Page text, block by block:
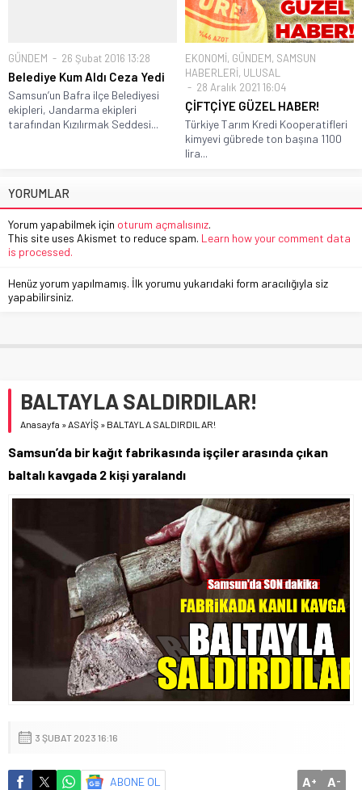
GÜNDEM 26 Şubat 2016 13:28
Belediye Kum Aldı Ceza Yedi
Samsun’un Bafra ilçe Belediyesi
ekipleri, Jandarma ekipleri
tarafından Kızılırmak Seddesi...
EKONOMİ, GÜNDEM, SAMSUN
HABERLERİ, ULUSAL
28 Aralık 2021 16:04
ÇİFTÇİYE GÜZEL HABER!
Türkiye Tarım Kredi Kooperatifleri
kimyevi gübrede ton başına 1100
lira...
YORUMLAR
Yorum yapabilmek için oturum açmalısınız.
This site uses Akismet to reduce spam. Learn how your comment data
is processed.
Henüz yorum yapılmamış. İlk yorumu yukarıdaki form aracılığıyla siz
yapabilirsiniz.
BALTAYLA SALDIRDILAR!
Anasayfa »ASAYİŞ » BALTAYLA SALDIRDILAR!
Samsun’da bir kağıt fabrikasında işçiler arasında çıkan
baltalı kavgada 2 kişi yaralandı
3 ŞUBAT 2023 16:16
ABONE OL A+ A-